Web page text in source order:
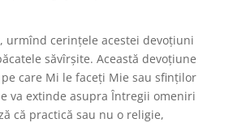
urmînd cerințele acestei devoțiuni
săvîrșite. Această devoțiune
care Mi le faceți Mie sau sfinților
va extinde asupra Întregii omeniri
că practică sau nu o religie,